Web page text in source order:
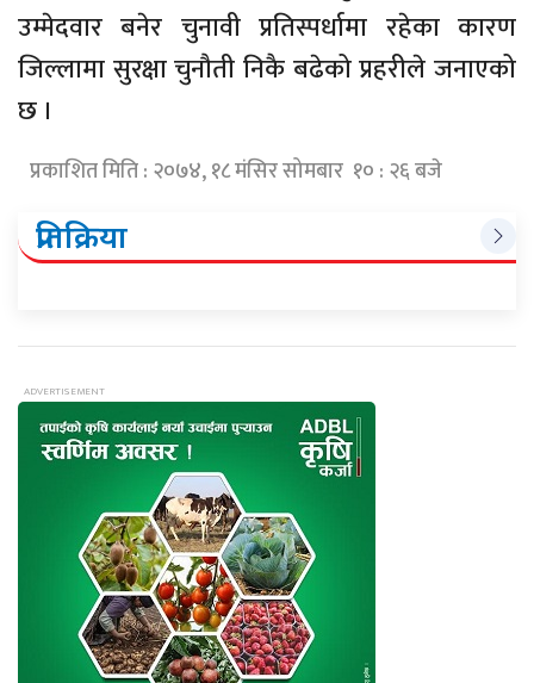
उम्मेदवार बनेर चुनावी प्रतिस्पर्धामा रहेका कारण
जिल्लामा सुरक्षा चुनौती निकै बढेको प्रहरीले जनाएको
छ ।
प्रकाशित मिति : २०७४, १८ मंसिर सोमबार १० : २६ बजे
प्रतिक्रिया